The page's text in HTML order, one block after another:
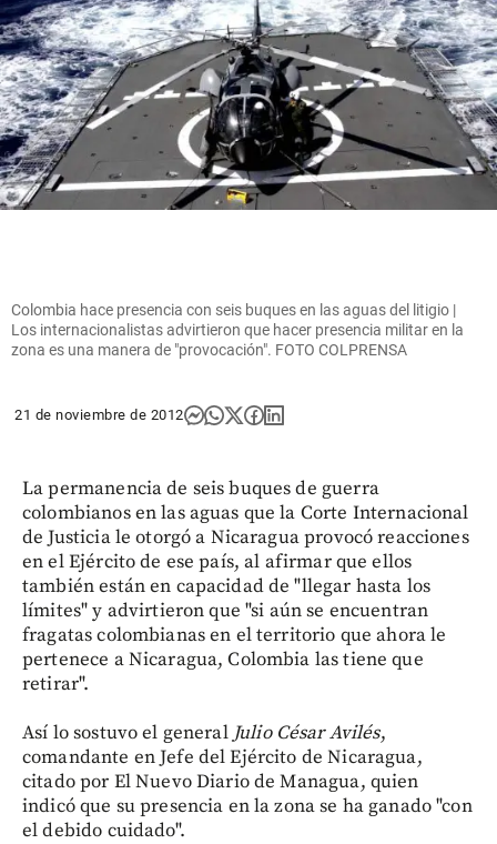
Colombia hace presencia con seis buques en las aguas del litigio |
Los internacionalistas advirtieron que hacer presencia militar en la
zona es una manera de "provocación". FOTO COLPRENSA
21 de noviembre de 2012
La permanencia de seis buques de guerra
colombianos en las aguas que la Corte Internacional
de Justicia le otorgó a Nicaragua provocó reacciones
en el Ejército de ese país, al afirmar que ellos
también están en capacidad de "llegar hasta los
límites" y advirtieron que "si aún se encuentran
fragatas colombianas en el territorio que ahora le
pertenece a Nicaragua, Colombia las tiene que
retirar".
Así lo sostuvo el general Julio César Avilés,
comandante en Jefe del Ejército de Nicaragua,
citado por El Nuevo Diario de Managua, quien
indicó que su presencia en la zona se ha ganado "con
el debido cuidado".